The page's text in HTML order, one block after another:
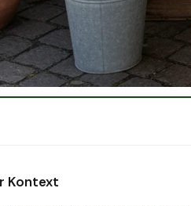
Über den Markt
Kontext